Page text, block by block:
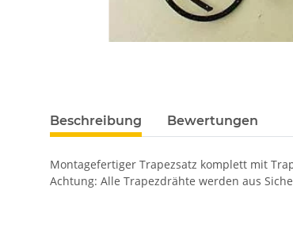
Beschreibung Bewertungen
Montagefertiger Trapezsatz komplett mit
Achtung: Alle Trapezdrähte werden aus